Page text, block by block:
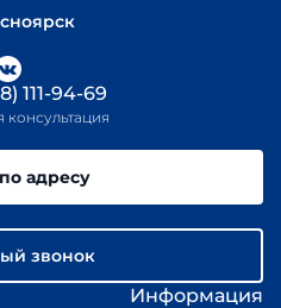
Информация
111-94-69
консультация
адресу
звонок